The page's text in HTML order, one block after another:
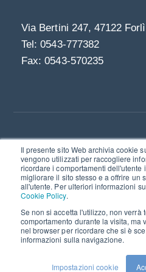
Il presente sito Web archivia cookie
vengono utilizzati per raccogliere
ricordare i comportamenti dell'utente
migliorare il sito stesso e a offrire un
all'utente. Per ulteriori informazioni
Cookie Policy.
Se non si accetta l'utilizzo, non verrà
comportamento durante la visita, ma
nel browser per ricordare che si è
informazioni sulla navigazione.
Impostazioni cookie
Via Bertini 247, 47122 Forlì
Tel: 0543-777382
Fax: 0543-570235
Linkedin
© 2021 | Bookmark S.r.l. -
Via Bertini 247, 47122 Forlì
P.IVA e C.F. 03211600402
Privacy policy
Cookie